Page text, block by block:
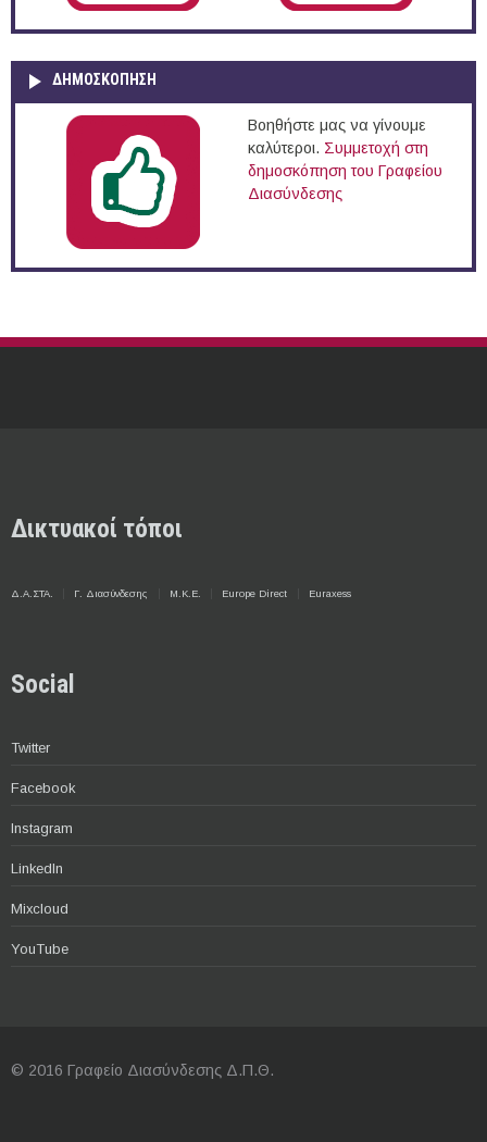
ΔΗΜΟΣΚΌΠΗΣΗ
Βοηθήστε μας να γίνουμε
καλύτεροι. Συμμετοχή στη
δημοσκόπηση του Γραφείου
Διασύνδεσης
Δικτυακοί τόποι
Δ.Α.ΣΤΑ. Γ. Διασύνδεσης Μ.Κ.Ε. Europe Direct Euraxess
Social
Twitter
Facebook
Instagram
LinkedIn
Mixcloud
YouTube
© 2016 Γραφείο Διασύνδεσης Δ.Π.Θ.